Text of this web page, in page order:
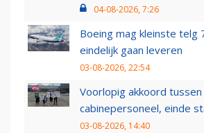
04-08-2026, 7:26
Boeing mag kleinste telg
eindelijk gaan leveren
03-08-2026, 22:54
Voorlopig akkoord
cabinepersoneel, einde
03-08-2026, 14:40